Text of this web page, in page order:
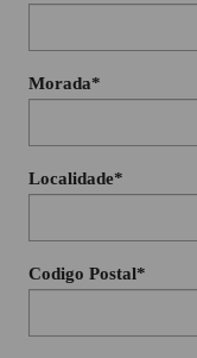
Morada*
Localidade*
Codigo Postal*